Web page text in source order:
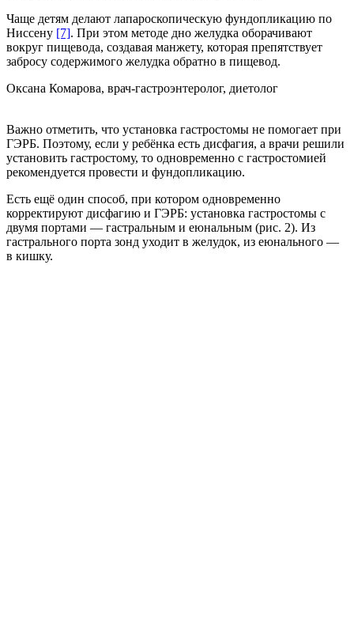
Чаще детям делают лапароскопическую фундопликацию по
Ниссену [7]. При этом методе дно желудка оборачивают
вокруг пищевода, создавая манжету, которая препятствует
забросу содержимого желудка обратно в пищевод.
Оксана Комарова, врач-гастроэнтеролог, диетолог
Важно отметить, что установка гастростомы не помогает при
ГЭРБ. Поэтому, если у ребёнка есть дисфагия, а врачи решили
установить гастростому, то одновременно с гастростомией
рекомендуется провести и фундопликацию.
Есть ещё один способ, при котором одновременно
корректируют дисфагию и ГЭРБ: установка гастростомы с
двумя портами — гастральным и еюнальным (рис. 2). Из
гастрального порта зонд уходит в желудок, из еюнального —
в кишку.